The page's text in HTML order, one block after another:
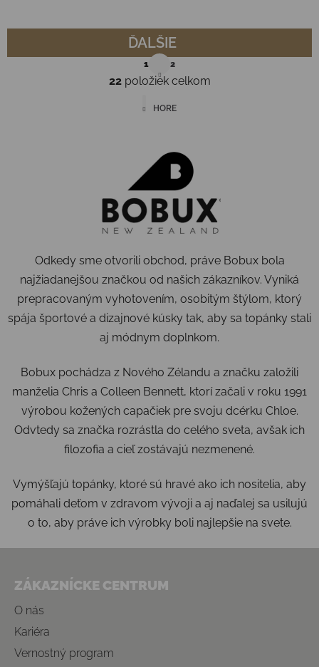
Ovládacie prvky výpisu
ĎALŠIE
Stránkovanie
1 2
22položiek celkom
HORE
Odkedy sme otvorili obchod, práve Bobux bola
najžiadanejšou značkou od našich zákazníkov. Vyniká
prepracovaným vyhotovením, osobitým štýlom, ktorý
spája športové a dizajnové kúsky tak, aby sa topánky stali
aj módnym doplnkom.
Bobux pochádza z Nového Zélandu a značku založili
manželia Chris a Colleen Bennett, ktorí začali v roku 1991
výrobou kožených capačiek pre svoju dcérku Chloe.
Odvtedy sa značka rozrástla do celého sveta, avšak ich
filozofia a cieľ zostávajú nezmenené.
Vymýšľajú topánky, ktoré sú hravé ako ich nositelia, aby
pomáhali deťom v zdravom vývoji a aj naďalej sa usilujú
o to, aby práve ich výrobky boli najlepšie na svete.
ZÁKAZNÍCKE CENTRUM
O nás
Kariéra
Vernostný program